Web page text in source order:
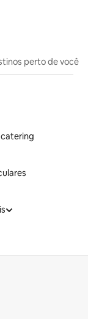
perto de você